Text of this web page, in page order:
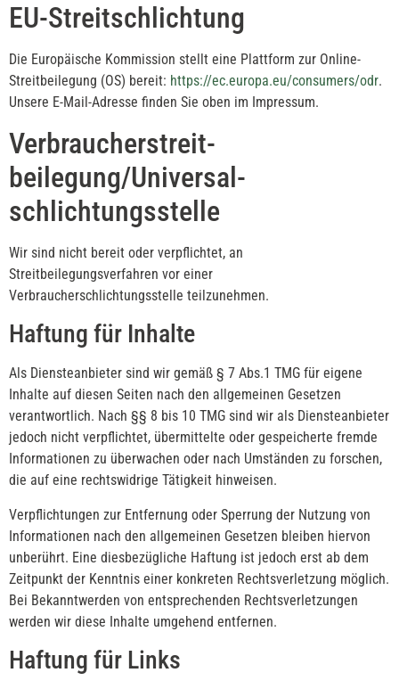
EU-Streitschlichtung
Die Europäische Kommission stellt eine Plattform zur Online-
Streitbeilegung (OS) bereit: https://ec.europa.eu/consumers/odr.
Unsere E-Mail-Adresse finden Sie oben im Impressum.
Verbraucher­streit­
beilegung/Universal­
schlichtungs­stelle
Wir sind nicht bereit oder verpflichtet, an
Streitbeilegungsverfahren vor einer
Verbraucherschlichtungsstelle teilzunehmen.
Haftung für Inhalte
Als Diensteanbieter sind wir gemäß § 7 Abs.1 TMG für eigene
Inhalte auf diesen Seiten nach den allgemeinen Gesetzen
verantwortlich. Nach §§ 8 bis 10 TMG sind wir als Diensteanbieter
jedoch nicht verpflichtet, übermittelte oder gespeicherte fremde
Informationen zu überwachen oder nach Umständen zu forschen,
die auf eine rechtswidrige Tätigkeit hinweisen.
Verpflichtungen zur Entfernung oder Sperrung der Nutzung von
Informationen nach den allgemeinen Gesetzen bleiben hiervon
unberührt. Eine diesbezügliche Haftung ist jedoch erst ab dem
Zeitpunkt der Kenntnis einer konkreten Rechtsverletzung möglich.
Bei Bekanntwerden von entsprechenden Rechtsverletzungen
werden wir diese Inhalte umgehend entfernen.
Haftung für Links